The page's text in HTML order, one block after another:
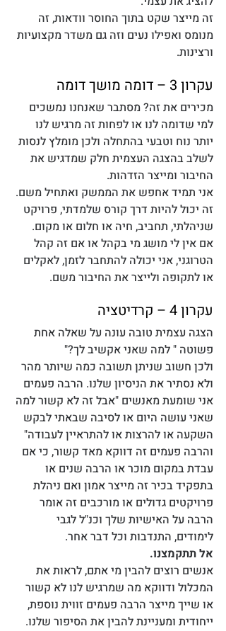
זה מייצר שקט בתוך החוסר וודאות, זה
מנומס ואפילו נעים וזה גם משדר מקצועיות
ורצינות.
עקרון 3 – דומה מושך דומה
מכירים את זה? מסתבר שאנחנו נמשכים
למי שדומה לנו או לפחות זה מרגיש לנו
יותר נוח וטבעי בהתחלה ולכן מומלץ לנסות
לשלב בהצגה העצמית חלק שמדגיש את
החיבור ומייצר הזדהות.
אני תמיד אחפש את הממשק ואתחיל משם.
זה יכול להיות דרך קורס שלמדתי, פרויקט
שניהלתי, תחביב, חיה או חלום או מקום.
אם אין לי מושג מי בקהל או אם זה קהל
הטרוגני, אני יכולה להתחבר לזמן, לאקלים
או לתקופה ולייצר את החיבור משם.
עקרון 4 – קרדיטציה
הצגה עצמית טובה עונה על שאלה אחת
פשוטה " למה שאני אקשיב לך?"
ולכן חשוב שניתן תשובה כמה שיותר מהר
ולא נסתיר את הניסיון שלנו. הרבה פעמים
אני שומעת מאנשים "אבל זה לא קשור למה
שאני עושה היום או לסיבה שבאתי לבקש
השקעה או להרצות או להתראיין לעבודה"
והרבה פעמים זה דווקא מאד קשור, כי אם
עבדת במקום מוכר או הרבה שנים או
בתפקיד בכיר זה מייצר אמון ואם ניהלת
פרויקטים גדולים או מורכבים זה אומר
הרבה על האישיות שלך וכנ"ל לגבי
לימודים, התנדבות וכל דבר אחר.
אל תתקמצנו.
אנשים רוצים להבין מי אתם, לראות את
המכלול ודווקא מה שמרגיש לנו לא קשור
או שייך מייצר הרבה פעמים זווית נוספת,
ייחודית ומעניינת להבין את הסיפור שלנו.